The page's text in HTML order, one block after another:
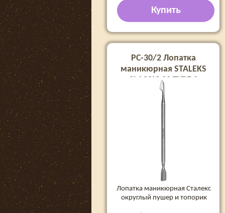
Купить
PC-30/2 Лопатка
маникюрная STALEKS
CLASSIC 30 TYPE 2
Лопатка маникюрная Сталекс
округлый пушер и топорик